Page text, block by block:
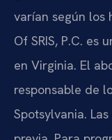
varían según los
Of SRIS, P.C. es
en Virginia. El
responsable de
Spotsylvania.